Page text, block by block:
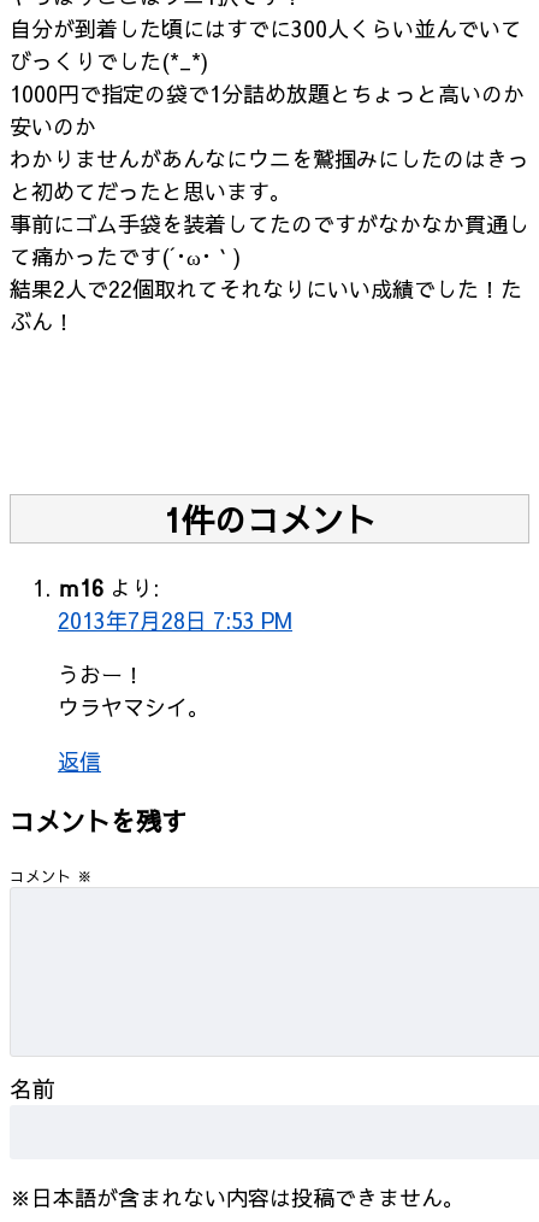
自分が到着した頃にはすでに300人くらい並んでいて
びっくりでした(*_*)
1000円で指定の袋で1分詰め放題とちょっと高いのか
安いのか
わかりませんがあんなにウニを鷲掴みにしたのはきっ
と初めてだったと思います。
事前にゴム手袋を装着してたのですがなかなか貫通し
て痛かったです(´･ω･｀)
結果2人で22個取れてそれなりにいい成績でした！た
ぶん！
1件のコメント
ｍ16 より:
2013年7月28日 7:53 PM
うおー！
ウラヤマシイ。
返信
コメントを残す
コメント ※
名前
※日本語が含まれない内容は投稿できません。